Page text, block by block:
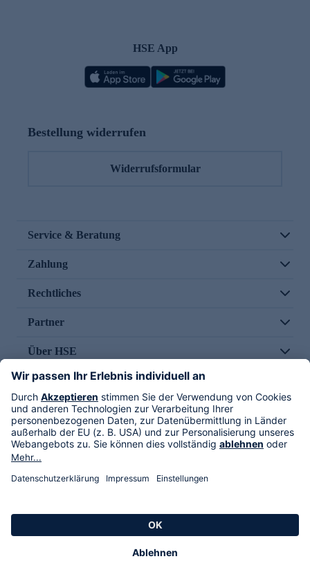
HSE App
Bestellung widerrufen
Widerrufsformular
Service & Beratung
Zahlung
Rechtliches
Partner
Über HSE
Im TV
HSE International